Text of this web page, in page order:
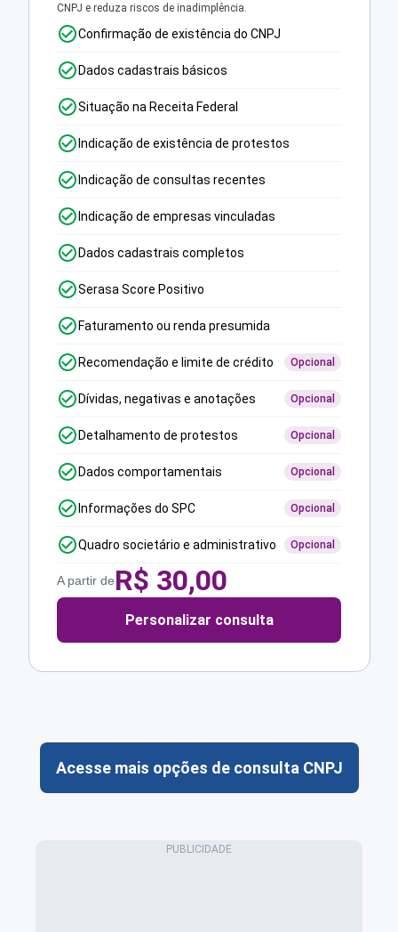
CNPJ e reduza riscos de inadimplência.
Confirmação de existência do CNPJ
Dados cadastrais básicos
Situação na Receita Federal
Indicação de existência de protestos
Indicação de consultas recentes
Indicação de empresas vinculadas
Dados cadastrais completos
Serasa Score Positivo
Faturamento ou renda presumida
Recomendação e limite de crédito Opcional
Dívidas, negativas e anotações Opcional
Detalhamento de protestos Opcional
Dados comportamentais Opcional
Informações do SPC Opcional
Quadro societário e administrativo Opcional
A partir deR$ 30,00
Personalizar consulta
Acesse mais opções de consulta CNPJ